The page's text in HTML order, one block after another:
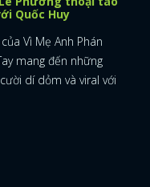
Quốc Huy
Vì Mẹ Anh Phán
mang đến những
dí dỏm và viral với